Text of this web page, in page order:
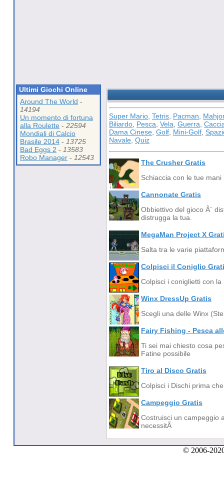
Ultimi Giochi Online
Around The World -
14194
Un momento di fortuna
alla Roulette - 22594
Mondiali di Calcio
Brasile 2014 - 13725
Bad Eggs 2 - 13583
Robo Manager - 12543
Super Mario Tetris Pacman
Biliardo Pesca Vela Guerra
Dama Cinese Golf Mini-Golf
Navale Quiz
The Crusher Gratis
Schiaccia con le tue
Cannonate Gratis
Obbiettivo del gioco Ã¨
distrugga la tua.
MegaMan Project X
Salta tra le varie
Colpisci il Coniglio
Colpisci i coniglietti con
Winx DressUp Gratis
Scegli una delle Winx
Fairy Fishing - Pesca
Ti sei mai chiesto cosa
Fatine possibile
Tiro al Disco Gratis
Colpisci i Dischi prima
Campeggio Gratis
Costruisci un campeggio
necessitÃ
© 2006-